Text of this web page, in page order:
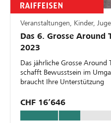
Das 6. Grosse Around
2023
Das jährliche Grosse Around
schafft Bewusstsein im
braucht Ihre Unterstützung
CHF 16’646